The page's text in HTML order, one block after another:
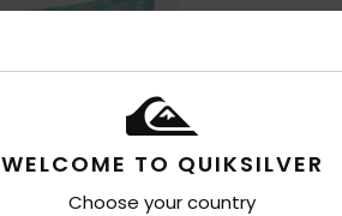
WELCOME TO QUIKSILVER
Choose your country